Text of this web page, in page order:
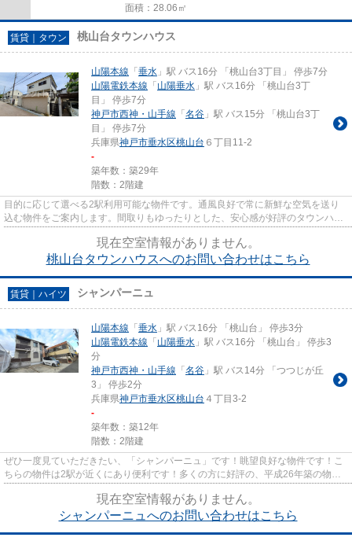
面積：28.06㎡
賃貸｜タウン 桃山台タウンハウス
山陽本線 「 垂水 」駅 バス16分 「桃山台3丁目」 停歩7分
山陽電鉄本線 「 山陽垂水 」駅 バス16分 「桃山台3丁
目」 停歩7分
神戸市西神・山手線 「 名谷 」駅 バス15分 「桃山台3丁
目」 停歩7分
兵庫県神戸市垂水区桃山台 ６丁目11-2
-
築年数：築29年
階数：2階建
目的に応じて選べる2駅利用可能な物件です。通風良好で常に新鮮な空気を送り
込む物件をご案内します。間取りもゆったりとした、安心感が好評のタウンハウ
現在空室情報がありません。
桃山台タウンハウスへのお問い合わせはこちら
賃貸｜ハイツ シャンパーニュ
山陽本線 「 垂水 」駅 バス16分 「桃山台」 停歩3分
山陽電鉄本線 「 山陽垂水 」駅 バス16分 「桃山台」 停歩3
分
神戸市西神・山手線 「 名谷 」駅 バス14分 「つつじが丘
3」 停歩2分
兵庫県神戸市垂水区桃山台 ４丁目3-2
-
築年数：築12年
階数：2階建
ぜひ一度見ていただきたい、「シャンパーニュ」です！眺望良好な物件です！こ
ちらの物件は2駅が近くにあり便利です！多くの方に好評の、平成26年築の物
現在空室情報がありません。
シャンパーニュへのお問い合わせはこちら